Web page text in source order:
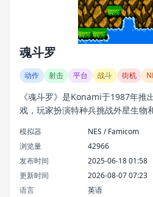
游戏专题
最近玩过
魂斗罗
动作 射击 平台 战斗 街机
《魂斗罗》是Konami于1987年推
戏，玩家扮演特种兵挑战外星生物
模拟器
NES / Famicom
浏览量
42966
发布时间
2025-06-18 01:58
更新时间
2026-08-07 07:23
语言
英语